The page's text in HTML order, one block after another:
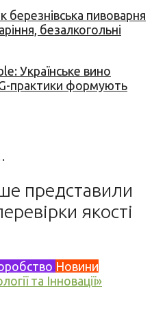
березнівська пивоварня
безалкогольні
Українське вино
практики формують
представили
якості
Новини
та Інновації»